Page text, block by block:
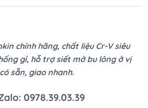
chính hãng, chất liệu Cr-V siêu
gỉ, hỗ trợ siết mở bu lông ở vị
sẵn, giao nhanh.
0978.39.03.39